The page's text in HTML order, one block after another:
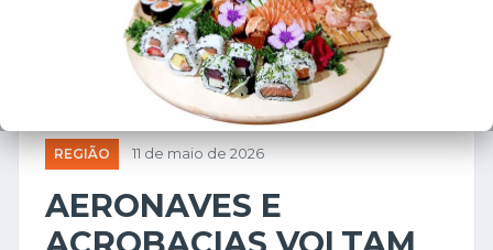
REGIÃO 11 de maio de 2026
AERONAVES E